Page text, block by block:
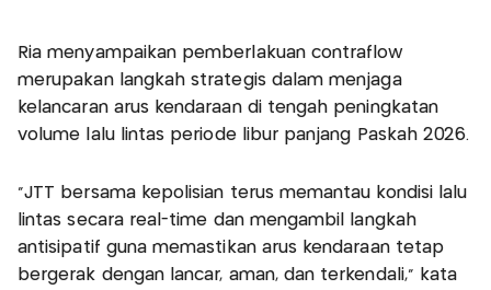
Ria menyampaikan pemberlakuan contraflow
merupakan langkah strategis dalam menjaga
kelancaran arus kendaraan di tengah peningkatan
volume lalu lintas periode libur panjang Paskah 2026.
“JTT bersama kepolisian terus memantau kondisi lalu
lintas secara real-time dan mengambil langkah
antisipatif guna memastikan arus kendaraan tetap
bergerak dengan lancar, aman, dan terkendali,” kata